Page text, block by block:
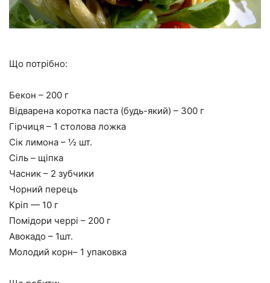
Що потрібно:
Бекон – 200 г
Відварена коротка паста (будь-який) – 300 г
Гірчиця – 1 столова ложка
Сік лимона – ½ шт.
Сіль – щіпка
Часник – 2 зубчики
Чорний перець
Кріп — 10 г
Помідори черрі – 200 г
Авокадо – 1шт.
Молодий корн– 1 упаковка